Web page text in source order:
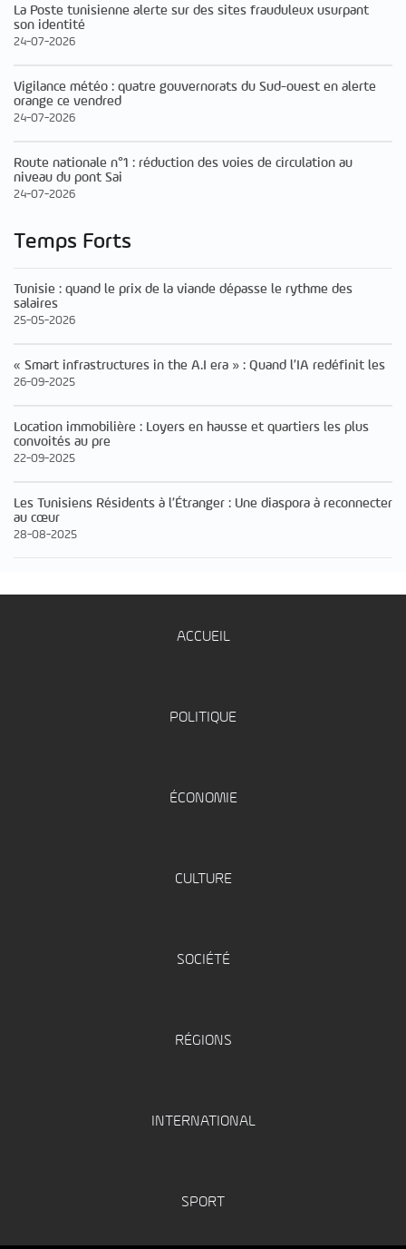
La Poste tunisienne alerte sur des sites frauduleux usurpant
son identité
24-07-2026
Vigilance météo : quatre gouvernorats du Sud-ouest en alerte
orange ce vendred
24-07-2026
Route nationale n°1 : réduction des voies de circulation au
niveau du pont Sai
24-07-2026
Temps Forts
Tunisie : quand le prix de la viande dépasse le rythme des
salaires
25-05-2026
« Smart infrastructures in the A.I era » : Quand l’IA redéfinit les
26-09-2025
Location immobilière : Loyers en hausse et quartiers les plus
convoités au pre
22-09-2025
Les Tunisiens Résidents à l’Étranger : Une diaspora à reconnecter
au cœur
28-08-2025
ACCUEIL
POLITIQUE
ÉCONOMIE
CULTURE
SOCIÉTÉ
RÉGIONS
INTERNATIONAL
SPORT